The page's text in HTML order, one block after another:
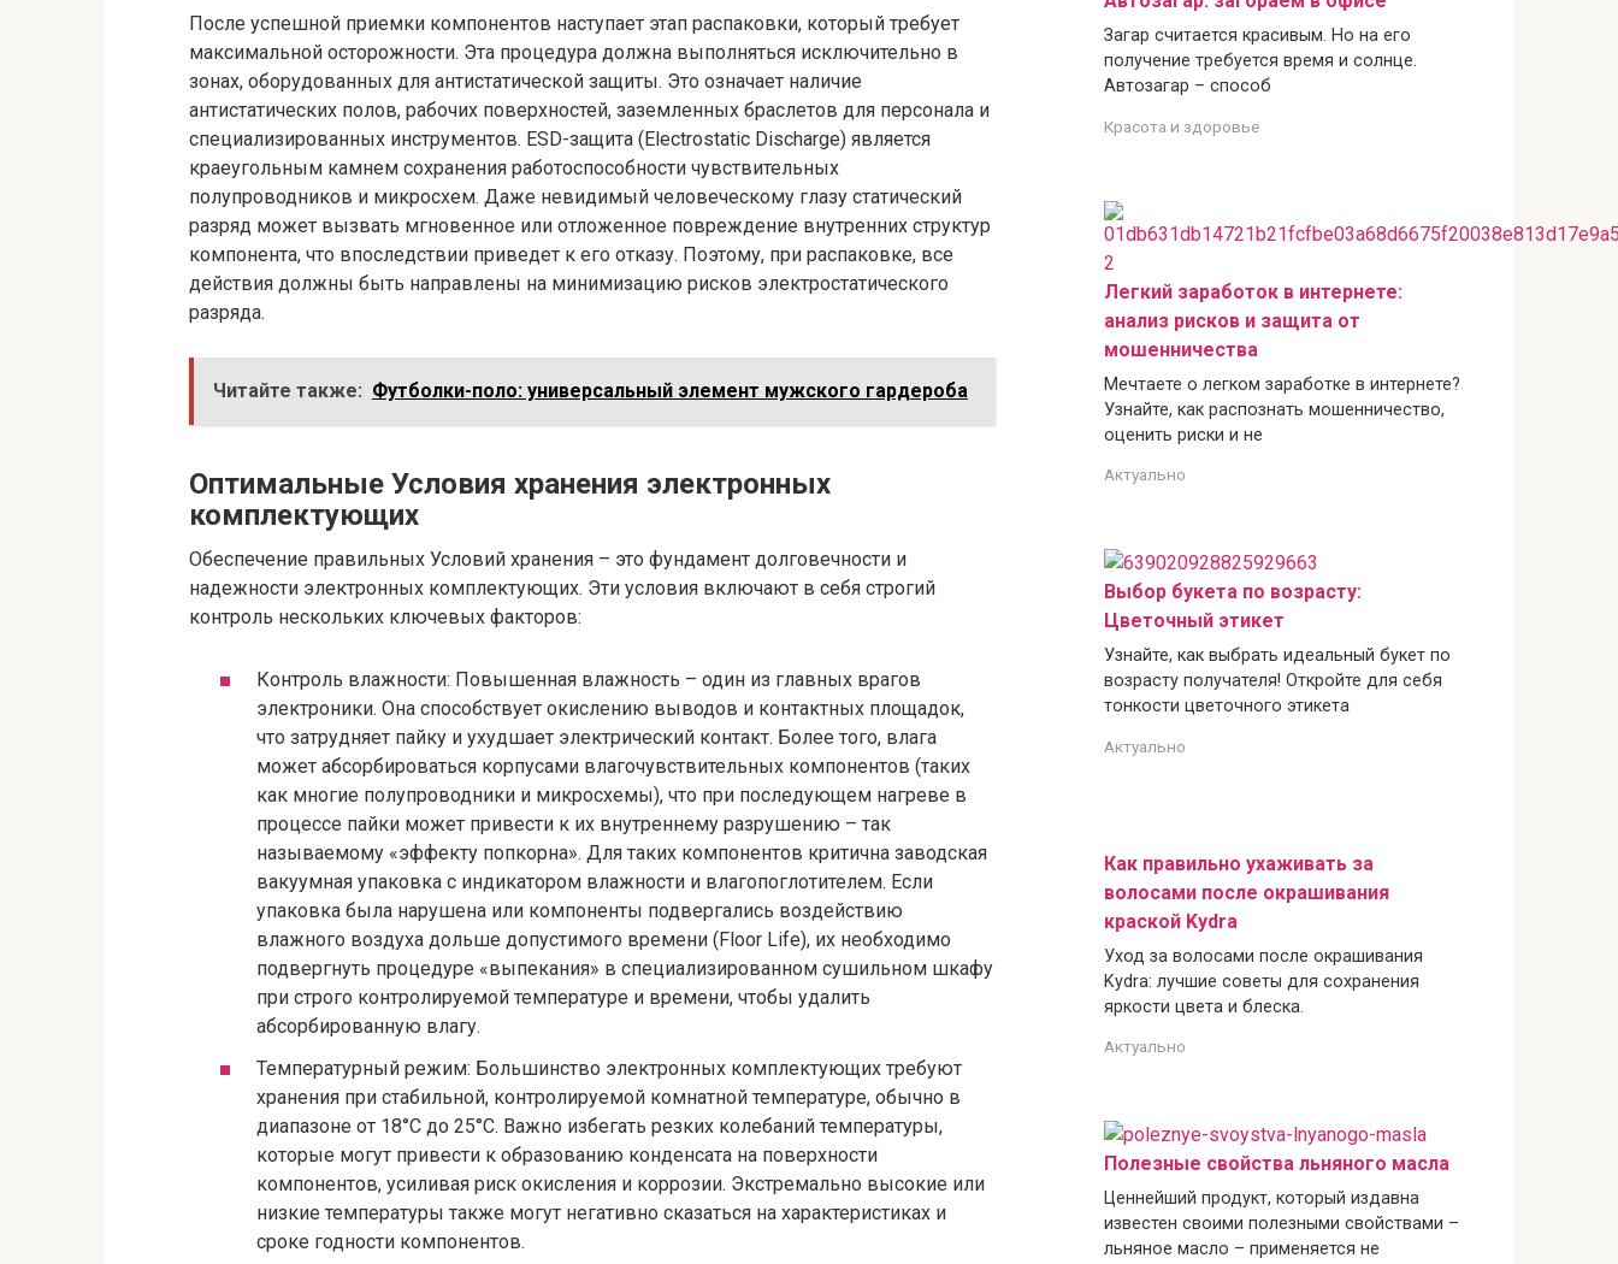
После успешной приемки компонентов наступает этап распаковки, который требует
максимальной осторожности. Эта процедура должна выполняться исключительно в
зонах, оборудованных для антистатической защиты. Это означает наличие
антистатических полов, рабочих поверхностей, заземленных браслетов для персонала и
специализированных инструментов. ESD-защита (Electrostatic Discharge) является
краеугольным камнем сохранения работоспособности чувствительных
полупроводников и микросхем. Даже невидимый человеческому глазу статический
разряд может вызвать мгновенное или отложенное повреждение внутренних структур
компонента, что впоследствии приведет к его отказу. Поэтому, при распаковке, все
действия должны быть направлены на минимизацию рисков электростатического
разряда.
Читайте также: Футболки-поло: универсальный элемент мужского гардероба
Оптимальные Условия хранения электронных
комплектующих
Обеспечение правильных Условий хранения – это фундамент долговечности и
надежности электронных комплектующих. Эти условия включают в себя строгий
контроль нескольких ключевых факторов:
Контроль влажности: Повышенная влажность – один из главных врагов
электроники. Она способствует окислению выводов и контактных площадок,
что затрудняет пайку и ухудшает электрический контакт. Более того, влага
может абсорбироваться корпусами влагочувствительных компонентов (таких
как многие полупроводники и микросхемы), что при последующем нагреве в
процессе пайки может привести к их внутреннему разрушению – так
называемому «эффекту попкорна». Для таких компонентов критична заводская
вакуумная упаковка с индикатором влажности и влагопоглотителем. Если
упаковка была нарушена или компоненты подвергались воздействию
влажного воздуха дольше допустимого времени (Floor Life), их необходимо
подвергнуть процедуре «выпекания» в специализированном сушильном шкафу
при строго контролируемой температуре и времени, чтобы удалить
абсорбированную влагу.
Температурный режим: Большинство электронных комплектующих требуют
хранения при стабильной, контролируемой комнатной температуре, обычно в
диапазоне от 18°C до 25°C. Важно избегать резких колебаний температуры,
которые могут привести к образованию конденсата на поверхности
компонентов, усиливая риск окисления и коррозии. Экстремально высокие или
низкие температуры также могут негативно сказаться на характеристиках и
сроке годности компонентов.
Загар считается красивым. Но на его
получение требуется время и солнце.
Автозагар – способ
Красота и здоровье
Легкий заработок в интернете:
анализ рисков и защита от
мошенничества
Мечтаете о легком заработке в интернете?
Узнайте, как распознать мошенничество,
оценить риски и не
Актуально
Выбор букета по возрасту:
Цветочный этикет
Узнайте, как выбрать идеальный букет по
возрасту получателя! Откройте для себя
тонкости цветочного этикета
Актуально
Как правильно ухаживать за
волосами после окрашивания
краской Kydra
Уход за волосами после окрашивания
Kydra: лучшие советы для сохранения
яркости цвета и блеска.
Актуально
Полезные свойства льняного масла
Ценнейший продукт, который издавна
известен своими полезными свойствами –
льняное масло – применяется не